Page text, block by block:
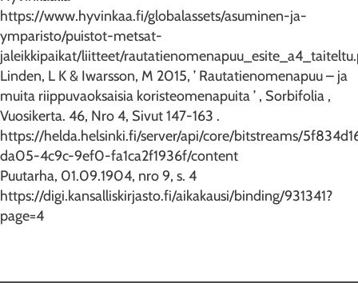
https://www.hyvinkaa.fi/globalassets/asuminen-ja-
ymparisto/puistot-metsat-
jaleikkipaikat/liitteet/
Linden, L K & Iwarsson, M 2015, ’ Rautatienomenapuu – ja
muita riippuvaoksaisia koristeomenapuita ’ , Sorbifolia ,
Vuosikerta. 46, Nro 4, Sivut 147-163 .
https://helda.helsinki.fi/server/api/core/bitstreams/
da05-4c9c-9ef0-fa1ca2f1936f/content
Puutarha, 01.09.1904, nro 9, s. 4
https://digi.kansalliskirjasto.fi/aikakausi/binding/931341?
page=4